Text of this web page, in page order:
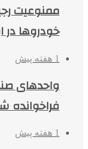
ممنوعیت
خودروها در
1 هفته پیش
واحدهای
فراخوانده
1 هفته پیش